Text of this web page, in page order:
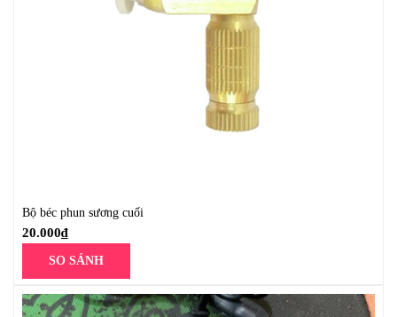
Bộ béc phun sương cuối
20.000₫
SO SÁNH